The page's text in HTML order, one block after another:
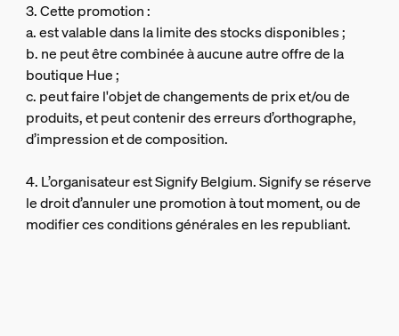
3. Cette promotion :
a. est valable dans la limite des stocks disponibles ;
b. ne peut être combinée à aucune autre offre de la
boutique Hue ;
c. peut faire l'objet de changements de prix et/ou de
produits, et peut contenir des erreurs d’orthographe,
d’impression et de composition.
4. L’organisateur est Signify Belgium. Signify se réserve
le droit d’annuler une promotion à tout moment, ou de
modifier ces conditions générales en les republiant.